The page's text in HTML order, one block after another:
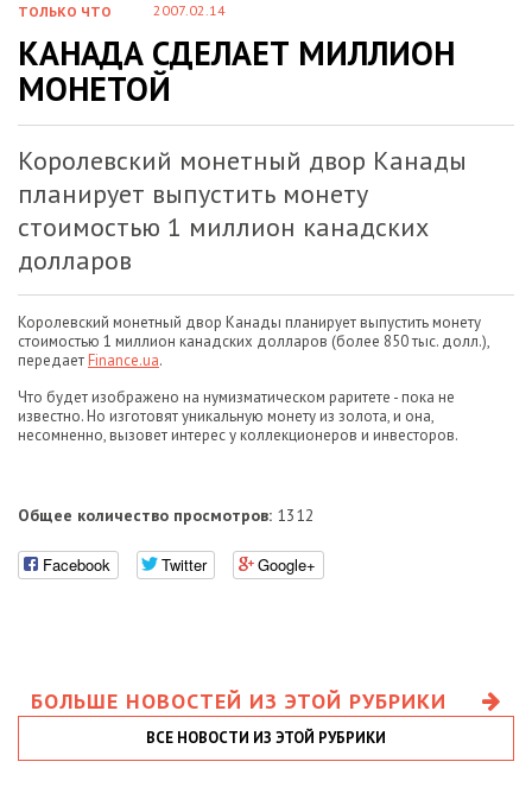
ТОЛЬКО ЧТО 2007.02.14
КАНАДА СДЕЛАЕТ МИЛЛИОН
МОНЕТОЙ
Королевский монетный двор Канады
планирует выпустить монету
стоимостью 1 миллион канадских
долларов
Королевский монетный двор Канады планирует выпустить монету
стоимостью 1 миллион канадских долларов (более 850 тыс. долл.),
передаетFinance.ua.
Что будет изображено на нумизматическом раритете - пока не
известно. Но изготовят уникальную монету из золота, и она,
несомненно, вызовет интерес у коллекционеров и инвесторов.
Общее количество просмотров: 1312
Facebook Twitter Google+
БОЛЬШЕ НОВОСТЕЙ ИЗ ЭТОЙ РУБРИКИ
ВСЕ НОВОСТИ ИЗ ЭТОЙ РУБРИКИ